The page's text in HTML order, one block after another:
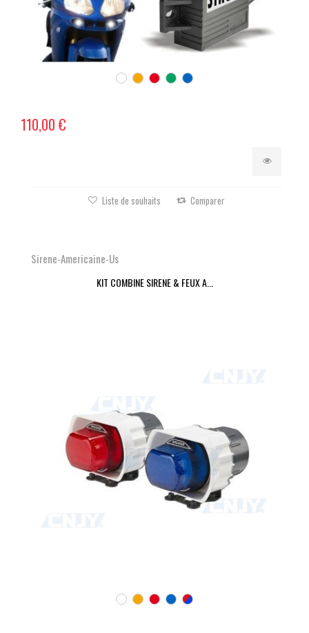
110,00 €
Liste de souhaits Comparer
Sirene-Americaine-Us
KIT COMBINE SIRENE & FEUX A...